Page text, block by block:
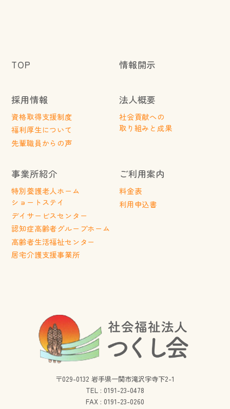
〒029-0132 岩手県一関市滝沢字寺下2-1
TEL : 0191-23-0478
FAX : 0191-23-0260
TOP 情報開示
採用情報
資格取得支援制度
福利厚生について
先輩職員からの声
法人概要
社会貢献への
取り組みと成果
事業所紹介
特別養護老人ホーム
ショートステイ
デイサービスセンター
認知症高齢者グループホーム
高齢者生活福祉センター
居宅介護支援事業所
ご利用案内
料金表
利用申込書